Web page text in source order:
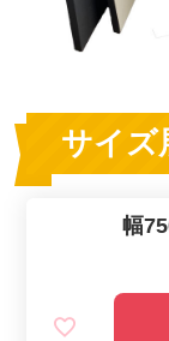
サイズ
幅